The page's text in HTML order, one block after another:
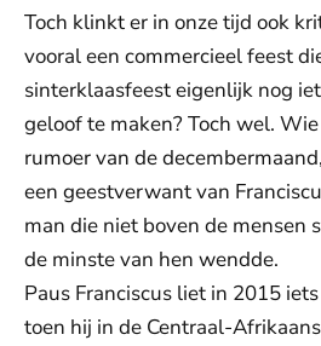
Toch klinkt er in onze tijd ook
vooral een commercieel feest
sinterklaasfeest eigenlijk nog
geloof te maken? Toch wel.
rumoer van de
een geestverwant van
man die niet boven de mensen
de minste van hen wendde.
Paus Franciscus liet in 2015
toen hij in de Centraal-